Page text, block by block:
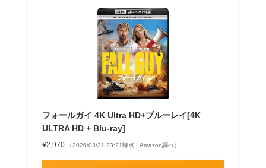
フォールガイ 4K Ultra HD+ブルーレイ[4K
ULTRA HD + Blu-ray]
¥2,970 （2026/03/31 23:21時点 | Amazon調べ）